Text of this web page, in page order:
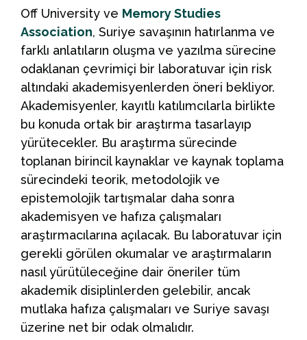
Off University ve Memory Studies
Association, Suriye savaşının hatırlanma ve
farklı anlatıların oluşma ve yazılma sürecine
odaklanan çevrimiçi bir laboratuvar için risk
altındaki akademisyenlerden öneri bekliyor.
Akademisyenler, kayıtlı katılımcılarla birlikte
bu konuda ortak bir araştırma tasarlayıp
yürütecekler. Bu araştırma sürecinde
toplanan birincil kaynaklar ve kaynak toplama
sürecindeki teorik, metodolojik ve
epistemolojik tartışmalar daha sonra
akademisyen ve hafıza çalışmaları
araştırmacılarına açılacak. Bu laboratuvar için
gerekli görülen okumalar ve araştırmaların
nasıl yürütüleceğine dair öneriler tüm
akademik disiplinlerden gelebilir, ancak
mutlaka hafıza çalışmaları ve Suriye savaşı
üzerine net bir odak olmalıdır.